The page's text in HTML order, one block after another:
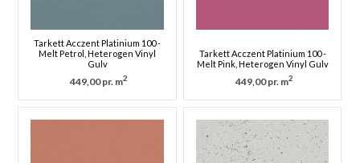
Tarkett Acczent Platinium 100 -
Melt Petrol, Heterogen Vinyl
Gulv
449,00 pr. m2
Tarkett Acczent Platinium 100 -
Melt Pink, Heterogen Vinyl Gulv
449,00 pr. m2